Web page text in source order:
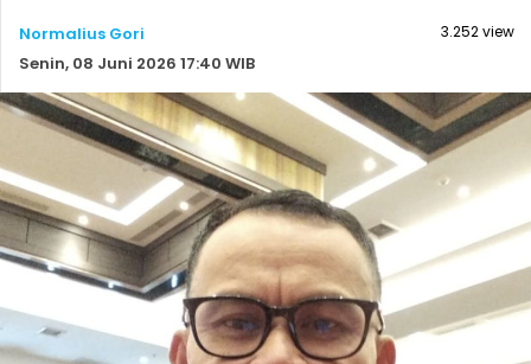
Normalius Gori
Senin, 08 Juni 2026 17:40 WIB
3.252 view